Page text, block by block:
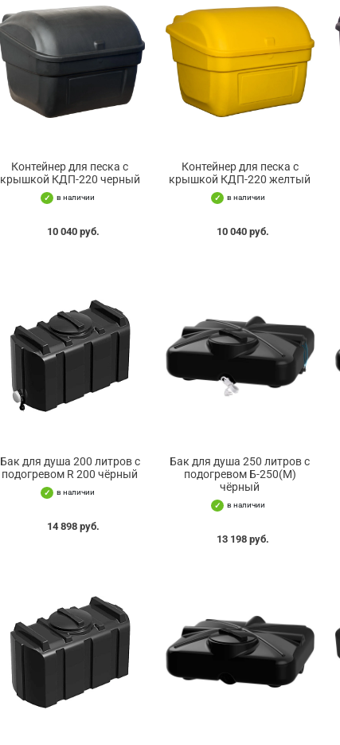
Контейнер для песка с
крышкой КДП-220 черный
в наличии
10 040 руб.
Контейнер для песка с
крышкой КДП-220 желтый
в наличии
10 040 руб.
Бак для душа 200 литров с
подогревом R 200 чёрный
в наличии
14 898 руб.
Бак для душа 250 литров с
подогревом Б-250(М)
чёрный
в наличии
13 198 руб.